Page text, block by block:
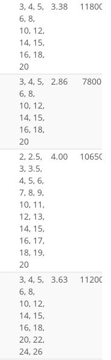
3, 4, 5,
6, 8,
10, 12,
14, 15,
16, 18,
20
3.38 11800
3, 4, 5,
6, 8,
10, 12,
14, 15,
16, 18,
20
2.86 7800
2, 2.5,
3, 3.5,
4, 5, 6,
7, 8, 9,
10, 11,
12, 13,
14, 15,
16, 17,
18, 19,
20
4.00 10650
3, 4, 5,
6, 8,
10, 12,
14, 15,
16, 18,
20, 22,
24, 26
3.63 11200